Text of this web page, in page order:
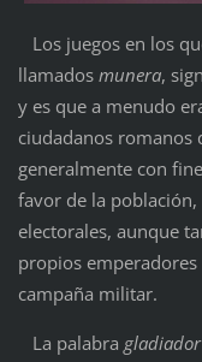
Los juegos en los
llamados munera,
y es que a menudo
ciudadanos romanos
generalmente con
favor de la
electorales, aunque
propios
campaña militar.
La palabra gladiador